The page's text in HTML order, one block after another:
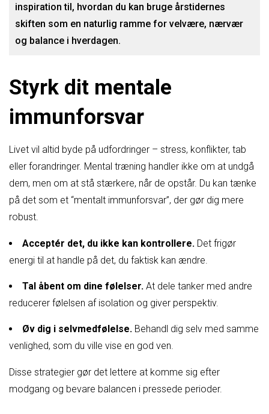
inspiration til, hvordan du kan bruge årstidernes
skiften som en naturlig ramme for velvære, nærvær
og balance i hverdagen.
Styrk dit mentale
immunforsvar
Livet vil altid byde på udfordringer – stress, konflikter, tab
eller forandringer. Mental træning handler ikke om at undgå
dem, men om at stå stærkere, når de opstår. Du kan tænke
på det som et “mentalt immunforsvar”, der gør dig mere
robust.
Acceptér det, du ikke kan kontrollere. Det frigør
energi til at handle på det, du faktisk kan ændre.
Tal åbent om dine følelser. At dele tanker med andre
reducerer følelsen af isolation og giver perspektiv.
Øv dig i selvmedfølelse. Behandl dig selv med samme
venlighed, som du ville vise en god ven.
Disse strategier gør det lettere at komme sig efter
modgang og bevare balancen i pressede perioder.